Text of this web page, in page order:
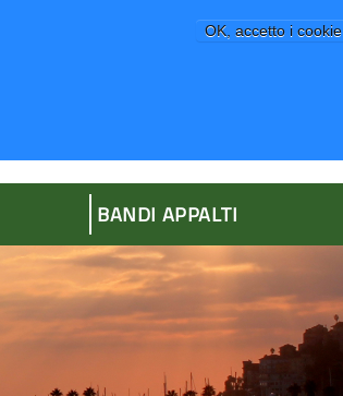
OK, accetto i cookie
BANDI APPALTI